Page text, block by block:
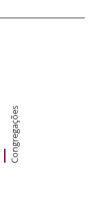
Congregações